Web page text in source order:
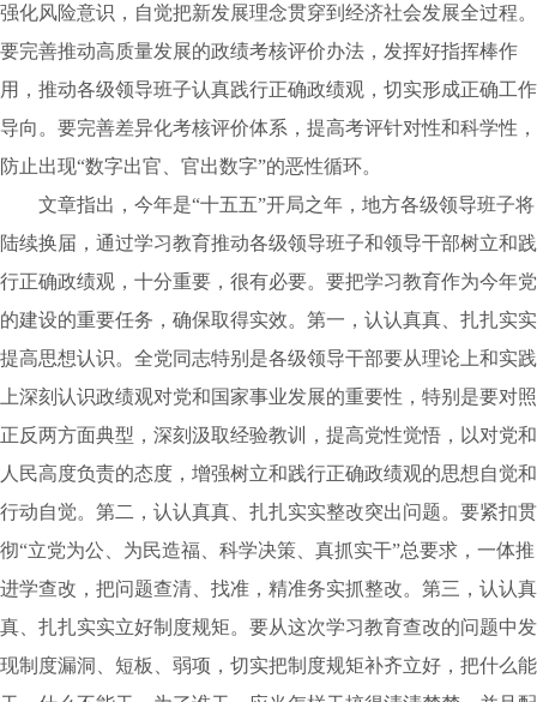
强化风险意识，自觉把新发展理念贯穿到经济社会发展全过程。
要完善推动高质量发展的政绩考核评价办法，发挥好指挥棒作
用，推动各级领导班子认真践行正确政绩观，切实形成正确工作
导向。要完善差异化考核评价体系，提高考评针对性和科学性，
防止出现“数字出官、官出数字”的恶性循环。
文章指出，今年是“十五五”开局之年，地方各级领导班子将
陆续换届，通过学习教育推动各级领导班子和领导干部树立和践
行正确政绩观，十分重要，很有必要。要把学习教育作为今年党
的建设的重要任务，确保取得实效。第一，认认真真、扎扎实实
提高思想认识。全党同志特别是各级领导干部要从理论上和实践
上深刻认识政绩观对党和国家事业发展的重要性，特别是要对照
正反两方面典型，深刻汲取经验教训，提高党性觉悟，以对党和
人民高度负责的态度，增强树立和践行正确政绩观的思想自觉和
行动自觉。第二，认认真真、扎扎实实整改突出问题。要紧扣贯
彻“立党为公、为民造福、科学决策、真抓实干”总要求，一体推
进学查改，把问题查清、找准，精准务实抓整改。第三，认认真
真、扎扎实实立好制度规矩。要从这次学习教育查改的问题中发
现制度漏洞、短板、弱项，切实把制度规矩补齐立好，把什么能